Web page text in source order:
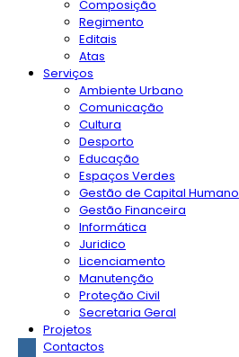
Composição
Regimento
Editais
Atas
Serviços
Ambiente Urbano
Comunicação
Cultura
Desporto
Educação
Espaços Verdes
Gestão de Capital Humano
Gestão Financeira
Informática
Juridico
Licenciamento
Manutenção
Proteção Civil
Secretaria Geral
Projetos
Contactos